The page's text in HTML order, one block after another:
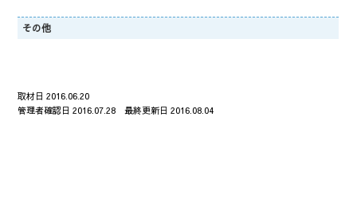
その他
取材日 2016.06.20
管理者確認日 2016.07.28 最終更新日 2016.08.04